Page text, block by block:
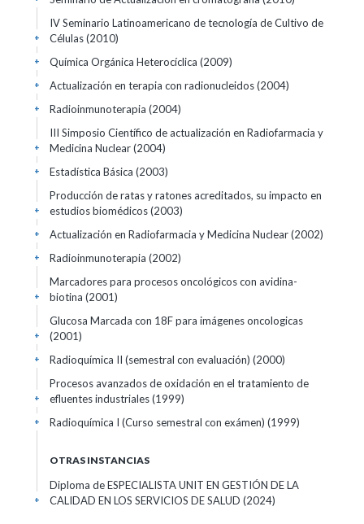
IV Seminario Latinoamericano de tecnología de Cultivo de
Células(2010)
+
Química Orgánica Heterocíclica (2009)
+
Actualización en terapia con radionucleidos(2004)
+
Radioinmunoterapia (2004)
+
III Simposio Científico de actualización en Radiofarmacia y
Medicina Nuclear(2004)
+
Estadística Básica (2003)
+
Producción de ratas y ratones acreditados, su impacto en
estudios biomédicos(2003)
+
Actualización en Radiofarmacia y Medicina Nuclear(2002)
+
Radioinmunoterapia (2002)
+
Marcadores para procesos oncológicos con avidina-
biotina (2001)
+
Glucosa Marcada con 18F para imágenes oncologicas
(2001)
+
Radioquímica II (semestral con evaluación) (2000)
+
Procesos avanzados de oxidación en el tratamiento de
efluentes industriales(1999)
+
Radioquímica I (Curso semestral con exámen) (1999)
+
OTRAS INSTANCIAS
Diploma de ESPECIALISTA UNIT EN GESTIÓN DE LA
CALIDAD EN LOS SERVICIOS DE SALUD (2024)
+